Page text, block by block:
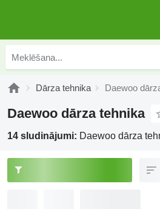
Dārza tehnika Daewoo
Daewoo dārza tehnika
14 sludinājumi: Daewoo dārza